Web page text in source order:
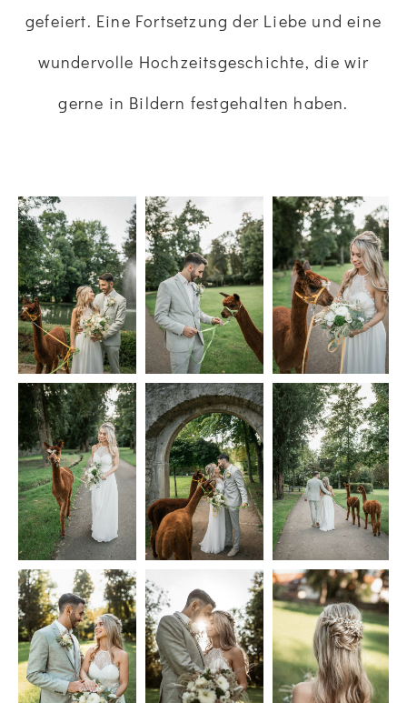
gefeiert. Eine Fortsetzung der Liebe und eine
wundervolle Hochzeitsgeschichte, die wir
gerne in Bildern festgehalten haben.